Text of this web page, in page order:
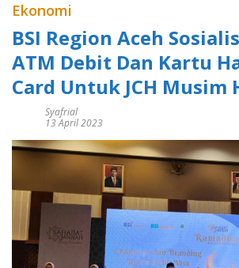
Ekonomi
BSI Region Aceh
ATM Debit Dan Kartu
Card Untuk JCH Musim
Syafrial
13 April 2023